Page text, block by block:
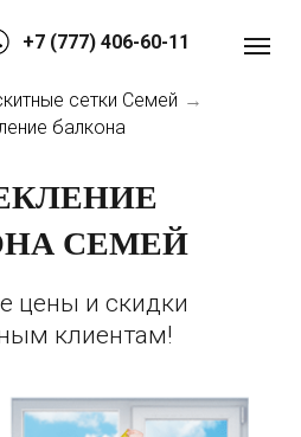
+7 (777) 406-60-11
сетки Семей →
балкона
СЕМЕЙ
цены и скидки
клиентам!